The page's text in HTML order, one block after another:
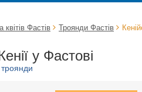
квітів Фастів Троянди Фастів
у Фастові
троянди